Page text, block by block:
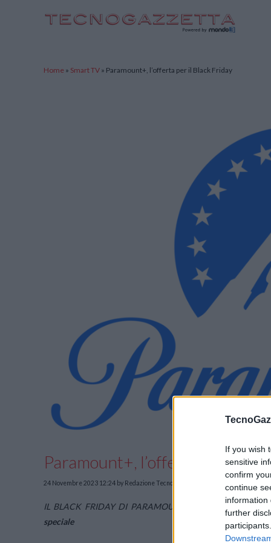
If you wish
sensitive
confirm
continue
information
further
Home » Smart TV » Paramount+, l’offerta per il Black Friday
Paramount+, l’offerta per il
24 Novembre 2023 12:24 by Redazione TecnoGazzetta
IL BLACK FRIDAY DI PARAMOUNT+
In occasione del
speciale